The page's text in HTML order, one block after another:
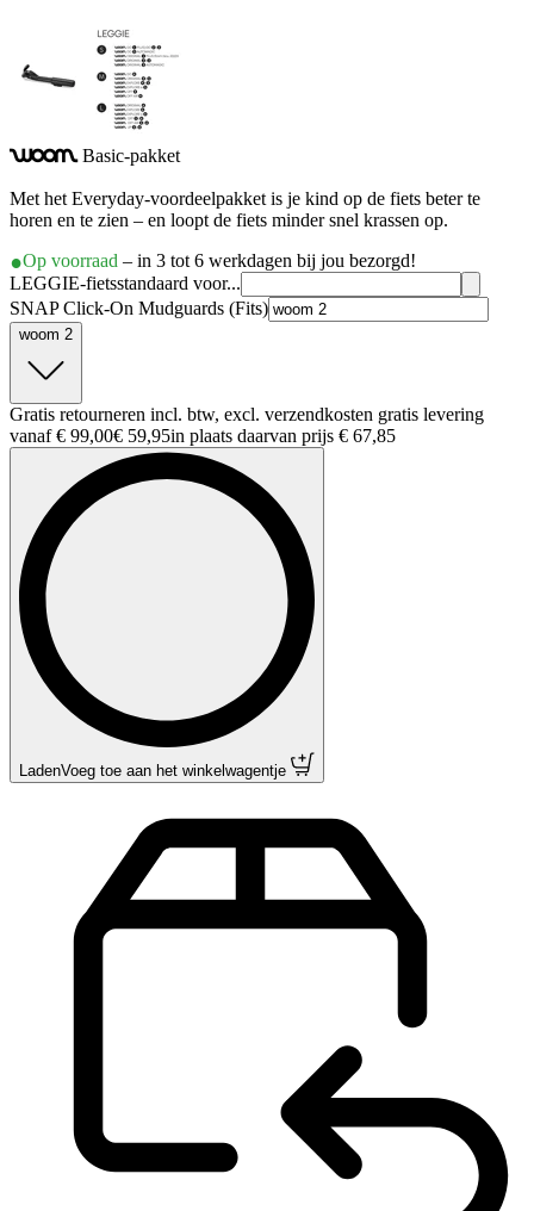
woom Basic-pakket
Met het Everyday-voordeelpakket is je kind op de fiets beter te
horen en te zien – en loopt de fiets minder snel krassen op.
Op voorraad – in 3 tot 6 werkdagen bij jou bezorgd!
LEGGIE-fietsstandaard voor...
SNAP Click-On Mudguards (Fits)
woom 2
Gratis retourneren incl. btw, excl. verzendkosten gratis levering
vanaf € 99,00€ 59,95in plaats daarvan prijs € 67,85
Laden Voeg toe aan het winkelwagentje